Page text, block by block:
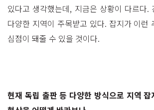
있다고 생각했는데, 지금은 상황이 다르다.
다양한 지역이 주목받고 있다. 잡지가 이런
심점이 돼줄 수 있을 것이다.
현재 독립 출판 등 다양한 방식으로 지역